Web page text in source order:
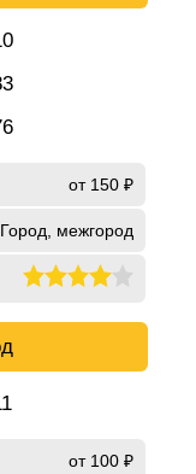
от 150 ₽
Город, межгород
от 100 ₽